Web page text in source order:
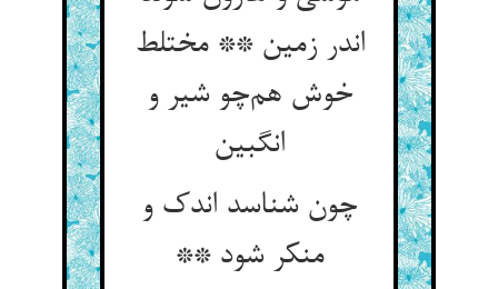
اندر زمین ** مختلط
خوش هم‌چو شیر و
انگبین
چون شناسد اندک و
منکر شود **